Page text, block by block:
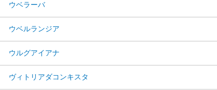
ウベラーバ
ウベルランジア
ウルグアイアナ
ヴィトリアダコンキスタ